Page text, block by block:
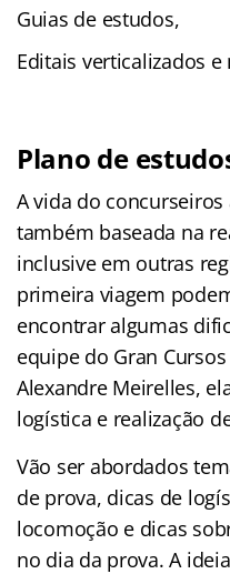
Guias de estudos,
Editais verticalizados
Plano de
A vida do
também baseada na
inclusive em outras
primeira viagem
encontrar algumas
equipe do Gran
Alexandre Meirelles,
logística e realização
Vão ser abordados
de prova, dicas de
locomoção e dicas
no dia da prova. A